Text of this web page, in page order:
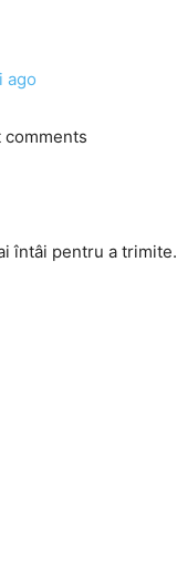
ago
comments
întâi pentru a trimite.